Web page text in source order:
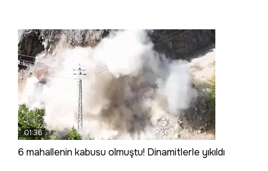
01:36
6 mahallenin kabusu olmuştu! Dinamitlerle yıkıldı